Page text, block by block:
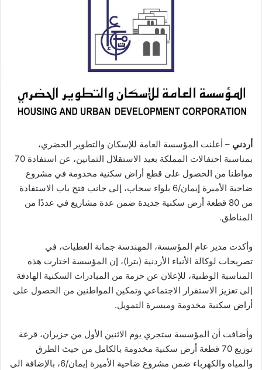
أردني – أعلنت المؤسسة العامة للإسكان والتطوير الحضري،
بمناسبة احتفالات المملكة بعيد الاستقلال الثمانين، عن استفادة 70
مواطنا من الحصول على قطع أراض سكنية مخدومة في مشروع
ضاحية الأميرة إيمان/6 بلواء سحاب، إلى جانب فتح باب الاستفادة
من 80 قطعة أرض سكنية جديدة ضمن عدة مشاريع في عددًا من
المناطق.
وأكدت مدير عام المؤسسة، المهندسة جمانة العطيات، في
تصريحات لوكالة الأنباء الأردنية (بترا)، إن المؤسسة اختارت هذه
المناسبة الوطنية، للإعلان عن حزمة من المبادرات السكنية الهادفة
إلى تعزيز الاستقرار الاجتماعي وتمكين المواطنين من الحصول على
أراض سكنية مخدومة وميسرة التمويل.
وأضافت أن المؤسسة ستجري يوم الاثنين الأول من حزيران، قرعة
توزيع 70 قطعة أرض سكنية مخدومة بالكامل من حيث الطرق
والمياه والكهرباء ضمن مشروع ضاحية الأميرة إيمان/6، بالإضافة الى